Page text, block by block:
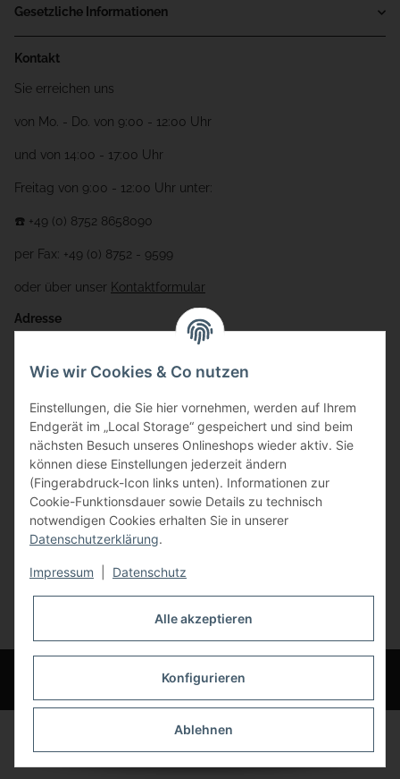
Gesetzliche Informationen
Kontakt
Sie erreichen uns
von Mo. - Do. von 9:00 - 12:00 Uhr
und von 14:00 - 17:00 Uhr
Freitag von 9:00 - 12:00 Uhr unter:
☎️ +49 (0) 8752 8658090
per Fax: +49 (0) 8752 - 9599
oder über unser Kontaktformular
Adresse
Gewerbering 17
84072 Au i.d. Hallertau
info@bauer-tore.de
Vertrag widerrufen
* Alle Preise inkl. gesetzlicher USt., zzgl.Versand
© Bauer-Systemtechnik GmbH - Technische Änderungen und Irrtümer
vorbehalten
Wie wir Cookies & Co nutzen
Einstellungen, die Sie hier vornehmen, werden auf Ihrem
Endgerät im „Local Storage“ gespeichert und sind beim
nächsten Besuch unseres Onlineshops wieder aktiv. Sie
können diese Einstellungen jederzeit ändern
(Fingerabdruck-Icon links unten). Informationen zur
Cookie-Funktionsdauer sowie Details zu technisch
notwendigen Cookies erhalten Sie in unserer
Datenschutzerklärung.
Impressum Datenschutz
Alle akzeptieren
Konfigurieren
Ablehnen